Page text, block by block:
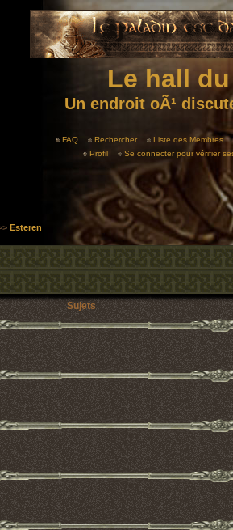
Le hall
Un endroit oÃ¹
FAQ Rechercher Liste des Membres
Profil
Se connecter pour vérifier
Esteren
Sujets